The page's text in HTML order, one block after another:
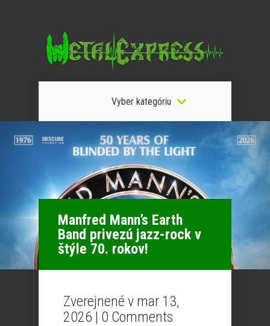
Vyber kategóriu
Manfred Mann’s Earth
Band privezú jazz-rock v
štýle 70. rokov!
Zverejnené v mar 13,
2026 | 0 Comments